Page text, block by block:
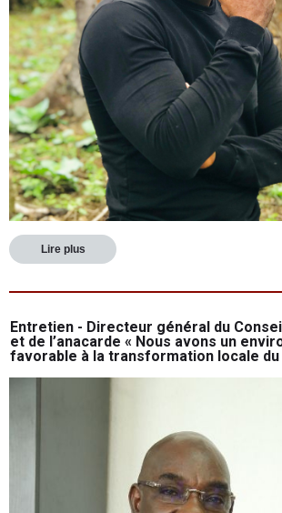
Lire plus
Entretien - Directeur général du
et de l’anacarde « Nous avons un
favorable à la transformation locale du